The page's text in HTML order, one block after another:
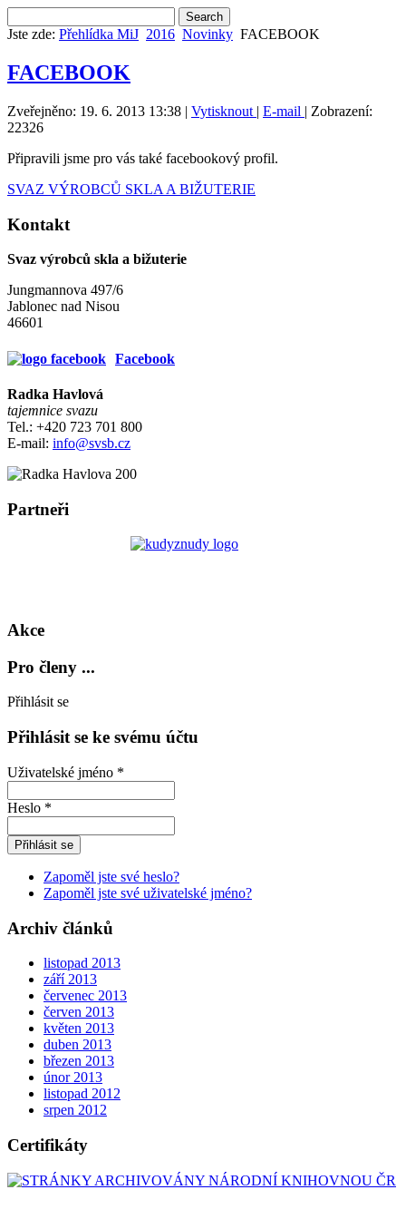
Jste zde: Přehlídka MiJ 2016 Novinky FACEBOOK
FACEBOOK
Zveřejněno: 19. 6. 2013 13:38 | Vytisknout | E-mail | Zobrazení:
22326
Připravili jsme pro vás také facebookový profil.
SVAZ VÝROBCŮ SKLA A BIŽUTERIE
Kontakt
Svaz výrobců skla a bižuterie
Jungmannova 497/6
Jablonec nad Nisou
46601
Facebook
Radka Havlová
tajemnice svazu
Tel.: +420 723 701 800
E-mail: info@svsb.cz
Partneři
Akce
Pro členy ...
Přihlásit se
Přihlásit se ke svému účtu
Uživatelské jméno *
Heslo *
Zapoměl jste své heslo?
Zapoměl jste své uživatelské jméno?
Archiv článků
listopad 2013
září 2013
červenec 2013
červen 2013
květen 2013
duben 2013
březen 2013
únor 2013
listopad 2012
srpen 2012
Certifikáty